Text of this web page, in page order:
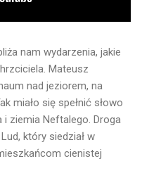
nam wydarzenia, jakie
Mateusz
nad jeziorem, na
miało się spełnić słowo
ziemia Neftalego. Droga
który siedział w
cienistej